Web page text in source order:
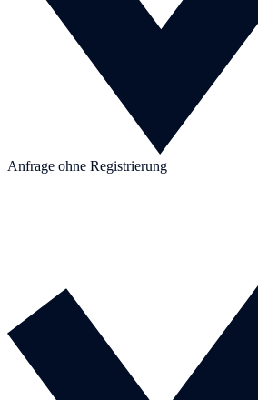
Anfrage ohne Registrierung